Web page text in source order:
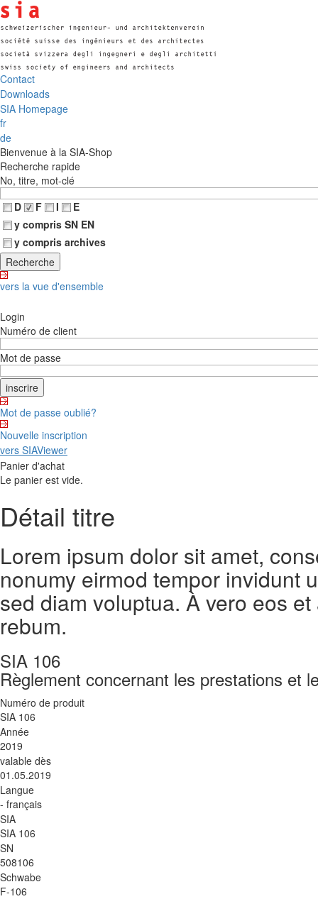
Contact
Downloads
SIA Homepage
fr
de
Bienvenue à la SIA-Shop
Recherche rapide
No, titre, mot-clé
D
F I
E
y compris SN EN
y compris archives
vers la vue d'ensemble
Login
Numéro de client
Mot de passe
Mot de passe oublié?
Nouvelle inscription
vers SIAViewer
Panier d'achat
Le panier est vide.
Détail titre
Lorem ipsum dolor sit amet,
nonumy eirmod tempor invidunt
sed diam voluptua. À vero eos
rebum.
SIA 106
Règlement concernant les prestations et
Numéro de produit
SIA 106
Année
2019
valable dès
01.05.2019
Langue
- français
SIA
SIA 106
SN
508106
Schwabe
F-106